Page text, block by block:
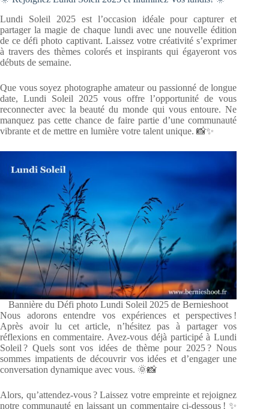
Lundi Soleil 2025 est l’occasion idéale pour capturer et
partager la magie de chaque lundi avec une nouvelle édition
de ce défi photo captivant. Laissez votre créativité s’exprimer
à travers des thèmes colorés et inspirants qui égayeront vos
débuts de semaine.
Que vous soyez photographe amateur ou passionné de longue
date, Lundi Soleil 2025 vous offre l’opportunité de vous
reconnecter avec la beauté du monde qui vous entoure. Ne
manquez pas cette chance de faire partie d’une communauté
vibrante et de mettre en lumière votre talent unique. 📸✨
Bannière du Défi photo Lundi Soleil 2025 de Bernieshoot
Nous adorons entendre vos expériences et perspectives !
Après avoir lu cet article, n’hésitez pas à partager vos
réflexions en commentaire. Avez-vous déjà participé à Lundi
Soleil ? Quels sont vos idées de thème pour 2025 ? Nous
sommes impatients de découvrir vos idées et d’engager une
conversation dynamique avec vous. 🌞📸
Alors, qu’attendez-vous ? Laissez votre empreinte et rejoignez
notre communauté en laissant un commentaire ci-dessous ! ✨